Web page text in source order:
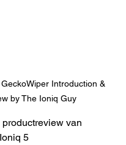
Introduction &
by The Ioniq Guy
van
5